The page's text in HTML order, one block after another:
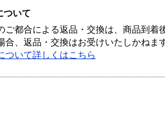
ついて
ご都合による返品・交換は、商品到
合、返品・交換はお受けいたしかねます
ついて詳しくはこちら